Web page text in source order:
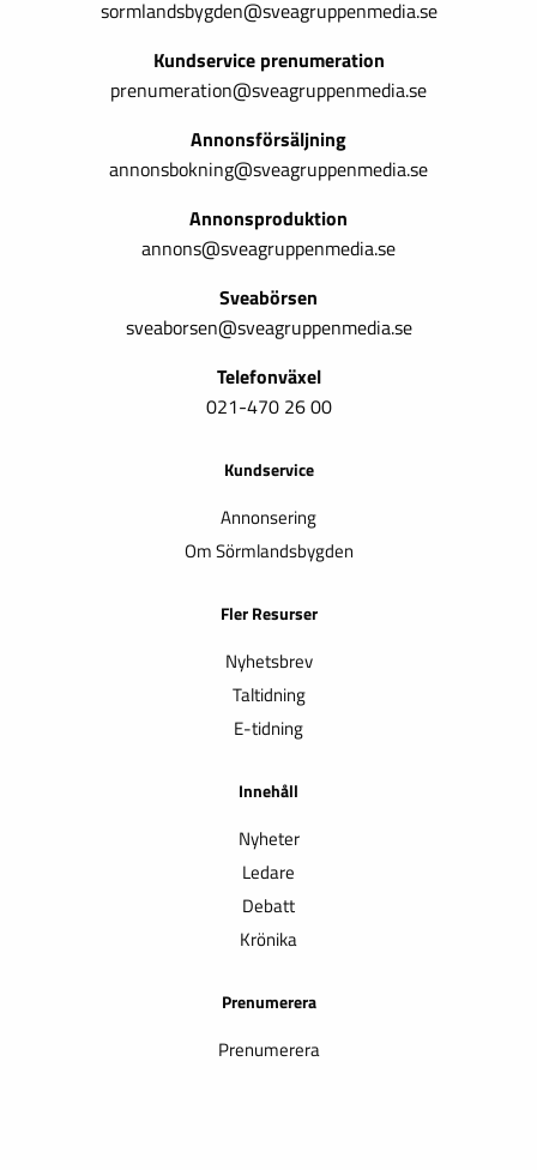
sormlandsbygden@sveagruppenmedia.se
Kundservice prenumeration
prenumeration@sveagruppenmedia.se
Annonsförsäljning
annonsbokning@sveagruppenmedia.se
Annonsproduktion
annons@sveagruppenmedia.se
Sveabörsen
sveaborsen@sveagruppenmedia.se
Telefonväxel
021-470 26 00
Kundservice
Annonsering
Om Sörmlandsbygden
Fler Resurser
Nyhetsbrev
Taltidning
E-tidning
Innehåll
Nyheter
Ledare
Debatt
Krönika
Prenumerera
Prenumerera